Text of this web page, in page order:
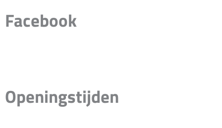
Facebook
Openingstijden